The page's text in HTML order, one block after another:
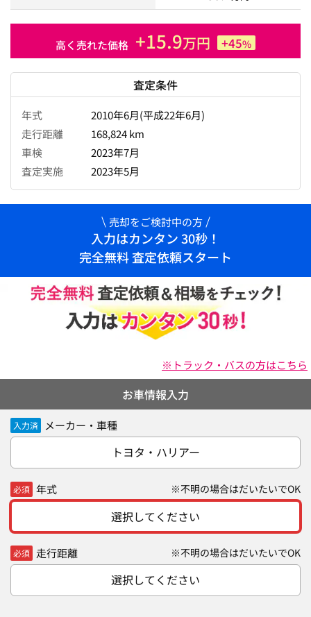
高く売れた価格 +15.9万円 +45%
査定条件
年式
2010年6月(平成22年6月)
走行距離
168,824 km
車検
2023年7月
査定実施
2023年5月
売却をご検討中の方
入力はカンタン 30秒！
完全無料 査定依頼スタート
※トラック・バスの方はこちら
お車情報入力
入力済 メーカー・車種
トヨタ・ハリアー
必須 年式 ※不明の場合はだいたいでOK
選択してください
必須 走行距離 ※不明の場合はだいたいでOK
選択してください